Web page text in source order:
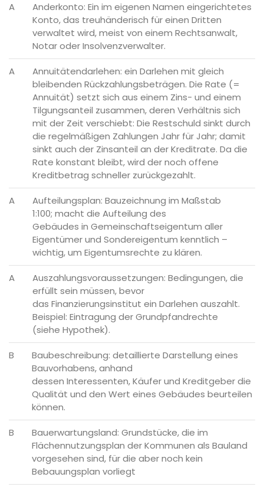
A
Anderkonto: Ein im eigenen Namen eingerichtetes
Konto, das treuhänderisch für einen Dritten
verwaltet wird, meist von einem Rechtsanwalt,
Notar oder Insolvenzverwalter.
A Annuitätendarlehen: ein Darlehen mit gleich
bleibenden Rückzahlungsbeträgen. Die Rate (=
Annuität) setzt sich aus einem Zins- und einem
Tilgungsanteil zusammen, deren Verhältnis sich
mit der Zeit verschiebt: Die Restschuld sinkt durch
die regelmäßigen Zahlungen Jahr für Jahr; damit
sinkt auch der Zinsanteil an der Kreditrate. Da die
Rate konstant bleibt, wird der noch offene
Kreditbetrag schneller zurückgezahlt.
A
Aufteilungsplan: Bauzeichnung im Maßstab
1:100; macht die Aufteilung des
Gebäudes in Gemeinschaftseigentum aller
Eigentümer und Sondereigentum kenntlich –
wichtig, um Eigentumsrechte zu klären.
A
Auszahlungsvoraussetzungen: Bedingungen, die
erfüllt sein müssen, bevor
das Finanzierungsinstitut ein Darlehen auszahlt.
Beispiel: Eintragung der Grundpfandrechte
(siehe Hypothek).
B
Baubeschreibung: detaillierte Darstellung eines
Bauvorhabens, anhand
dessen Interessenten, Käufer und Kreditgeber die
Qualität und den Wert eines Gebäudes beurteilen
können.
B
Bauerwartungsland: Grundstücke, die im
Flächennutzungsplan der Kommunen als Bauland
vorgesehen sind, für die aber noch kein
Bebauungsplan vorliegt